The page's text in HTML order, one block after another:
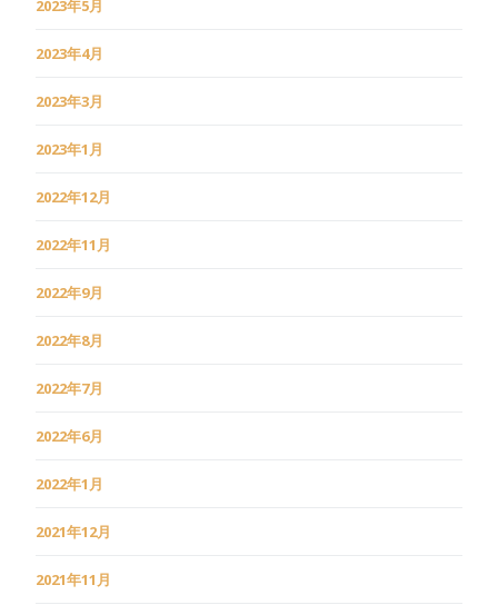
2023年5月
2023年4月
2023年3月
2023年1月
2022年12月
2022年11月
2022年9月
2022年8月
2022年7月
2022年6月
2022年1月
2021年12月
2021年11月